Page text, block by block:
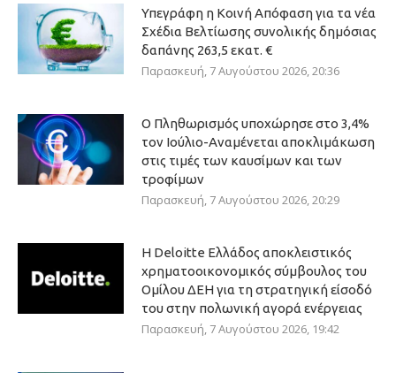
Υπεγράφη η Κοινή Απόφαση για τα νέα
Σχέδια Βελτίωσης συνολικής δημόσιας
δαπάνης 263,5 εκατ. €
Παρασκευή, 7 Αυγούστου 2026, 20:36
Ο Πληθωρισμός υποχώρησε στο 3,4%
τον Ιούλιο-Αναμένεται αποκλιμάκωση
στις τιμές των καυσίμων και των
τροφίμων
Παρασκευή, 7 Αυγούστου 2026, 20:29
Η Deloitte Ελλάδος αποκλειστικός
χρηματοοικονομικός σύμβουλος του
Ομίλου ΔΕΗ για τη στρατηγική είσοδό
του στην πολωνική αγορά ενέργειας
Παρασκευή, 7 Αυγούστου 2026, 19:42